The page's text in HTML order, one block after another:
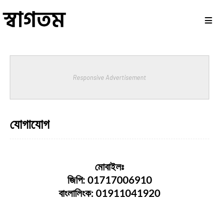
Responsive Advertisement
যোগাযোগ
মোবাইলঃ
জিপি: 01717006910
বাংলালিংক: 01911041920